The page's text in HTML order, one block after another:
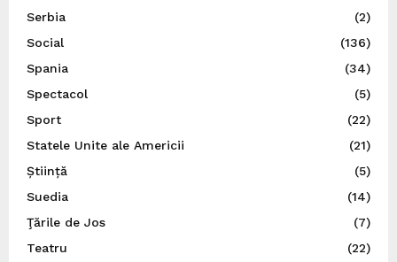
Serbia
(2)
Social
(136)
Spania
(34)
Spectacol
(5)
Sport
(22)
Statele Unite ale Americii
(21)
Știință
(5)
Suedia
(14)
Ţările de Jos
(7)
Teatru
(22)